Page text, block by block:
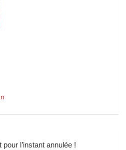
l’instant annulée !